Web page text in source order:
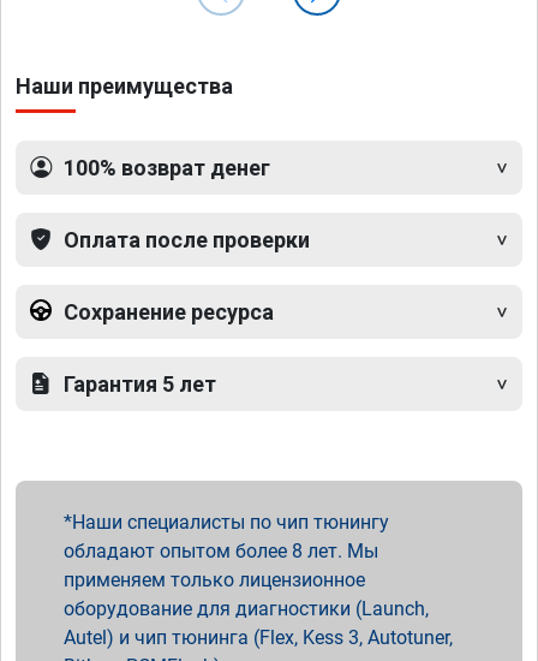
Наши преимущества
100% возврат денег
Оплата после проверки
Сохранение ресурса
Гарантия 5 лет
Наши специалисты по чип тюнингу
обладают опытом более 8 лет. Мы
применяем только лицензионное
оборудование для диагностики (Launch,
Autel) и чип тюнинга (Flex, Kess 3, Autotuner,